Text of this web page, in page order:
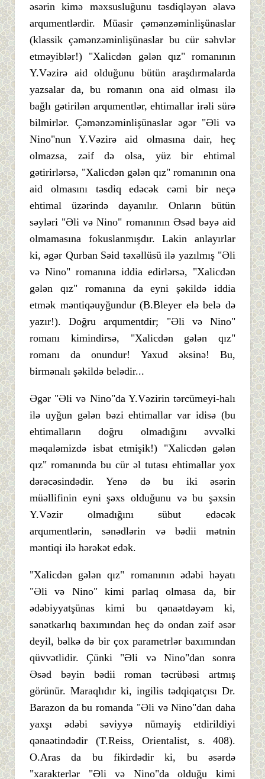
əsərin kimə məxsusluğunu təsdiqləyən əlavə
arqumentlərdir. Müasir çəmənzəminlişünaslar
(klassik çəmənzəminlişünaslar bu cür səhvlər
etməyiblər!) "Xalicdən gələn qız" romanının
Y.Vəzirə aid olduğunu bütün araşdırmalarda
yazsalar da, bu romanın ona aid olması ilə
bağlı gətirilən arqumentlər, ehtimallar irəli sürə
bilmirlər. Çəmənzəminlişünaslar əgər "Əli və
Nino"nun Y.Vəzirə aid olmasına dair, heç
olmazsa, zəif də olsa, yüz bir ehtimal
gətirirlərsə, "Xalicdən gələn qız" romanının ona
aid olmasını təsdiq edəcək cəmi bir neçə
ehtimal üzərində dayanılır. Onların bütün
səyləri "Əli və Nino" romanının Əsəd bəyə aid
olmamasına fokuslanmışdır. Lakin anlayırlar
ki, əgər Qurban Səid təxəllüsü ilə yazılmış "Əli
və Nino" romanına iddia edirlərsə, "Xalicdən
gələn qız" romanına da eyni şəkildə iddia
etmək məntiqəuyğundur (B.Bleyer elə belə də
yazır!). Doğru arqumentdir; "Əli və Nino"
romanı kimindirsə, "Xalicdən gələn qız"
romanı da onundur! Yaxud əksinə! Bu,
birmənalı şəkildə belədir...
Əgər "Əli və Nino"da Y.Vəzirin tərcümeyi-halı
ilə uyğun gələn bəzi ehtimallar var idisə (bu
ehtimalların doğru olmadığını əvvəlki
məqaləmizdə isbat etmişik!) "Xalicdən gələn
qız" romanında bu cür əl tutası ehtimallar yox
dərəcəsindədir. Yenə də bu iki əsərin
müəllifinin eyni şəxs olduğunu və bu şəxsin
Y.Vəzir olmadığını sübut edəcək
arqumentlərin, sənədlərin və bədii mətnin
məntiqi ilə hərəkət edək.
"Xalicdən gələn qız" romanının ədəbi həyatı
"Əli və Nino" kimi parlaq olmasa da, bir
ədəbiyyatşünas kimi bu qənaətdəyəm ki,
sənətkarlıq baxımından heç də ondan zəif əsər
deyil, bəlkə də bir çox parametrlər baxımından
qüvvətlidir. Çünki "Əli və Nino"dan sonra
Əsəd bəyin bədii roman təcrübəsi artmış
görünür. Maraqlıdır ki, ingilis tədqiqatçısı Dr.
Barazon da bu romanda "Əli və Nino"dan daha
yaxşı ədəbi səviyyə nümayiş etdirildiyi
qənaətindədir (T.Reiss, Orientalist, s. 408).
O.Aras da bu fikirdədir ki, bu əsərdə
"xarakterlər "Əli və Nino"da olduğu kimi